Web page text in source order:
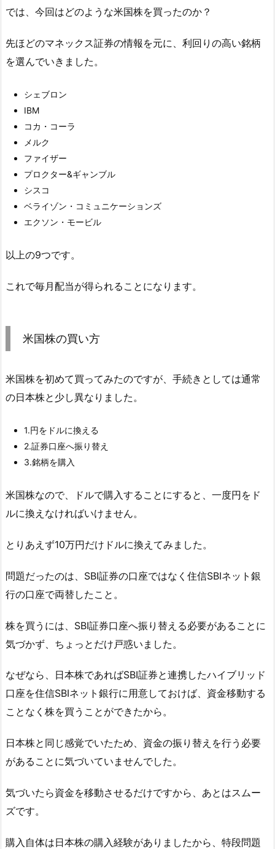
では、今回はどのような米国株を買ったのか？
先ほどのマネックス証券の情報を元に、利回りの高い銘柄
を選んでいきました。
シェブロン
IBM
コカ・コーラ
メルク
ファイザー
プロクター&ギャンブル
シスコ
ベライゾン・コミュニケーションズ
エクソン・モービル
以上の9つです。
これで毎月配当が得られることになります。
米国株の買い方
米国株を初めて買ってみたのですが、手続きとしては通常
の日本株と少し異なりました。
1.円をドルに換える
2.証券口座へ振り替え
3.銘柄を購入
米国株なので、ドルで購入することにすると、一度円をド
ルに換えなければいけません。
とりあえず10万円だけドルに換えてみました。
問題だったのは、SBI証券の口座ではなく住信SBIネット銀
行の口座で両替したこと。
株を買うには、SBI証券口座へ振り替える必要があることに
気づかず、ちょっとだけ戸惑いました。
なぜなら、日本株であればSBI証券と連携したハイブリッド
口座を住信SBIネット銀行に用意しておけば、資金移動する
ことなく株を買うことができたから。
日本株と同じ感覚でいたため、資金の振り替えを行う必要
があることに気づいていませんでした。
気づいたら資金を移動させるだけですから、あとはスムー
ズです。
購入自体は日本株の購入経験がありましたから、特段問題